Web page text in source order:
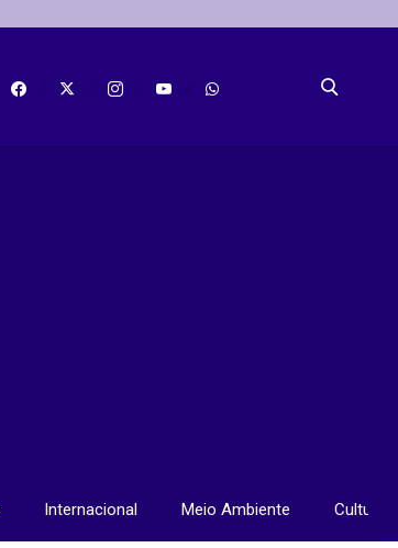
Internacional Meio Ambiente Cultura